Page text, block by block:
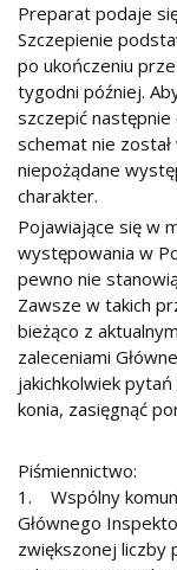
Preparat podaje
Szczepienie
po ukończeniu
tygodni później.
szczepić
schemat nie został
niepożądane
charakter.
Pojawiające się w
występowania w
pewno nie
Zawsze w takich
bieżąco z
zaleceniami
jakichkolwiek
konia, zasięgnąć
Piśmiennictwo:
1. Wspólny
Głównego
zwiększonej liczby